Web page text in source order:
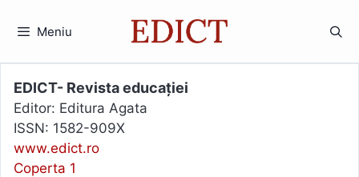
Meniu
EDICT- Revista educației
Editor: Editura Agata
ISSN: 1582-909X
www.edict.ro
Coperta 1